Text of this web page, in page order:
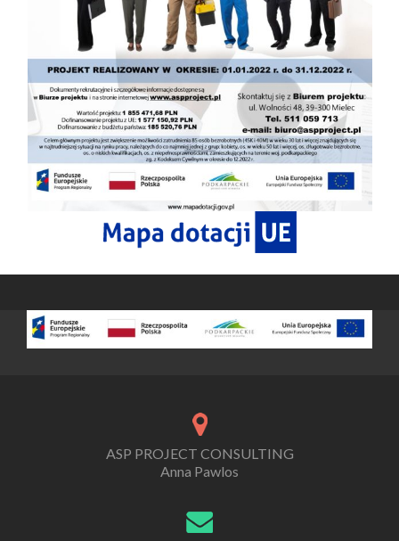
ASP PROJECT CONSULTING
Anna Pawlos